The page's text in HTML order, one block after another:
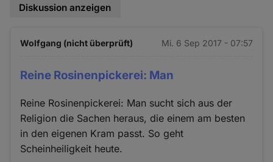
Diskussion anzeigen
Wolfgang (nicht überprüft) Mi. 6 Sep 2017 - 07:57
Reine Rosinenpickerei: Man
Reine Rosinenpickerei: Man sucht sich aus der
Religion die Sachen heraus, die einem am besten
in den eigenen Kram passt. So geht
Scheinheiligkeit heute.